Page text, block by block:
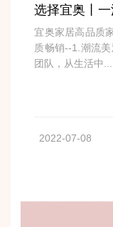
宜奥家居高品质
质畅销--1.潮流
团队，从生活中...
2022-07-08